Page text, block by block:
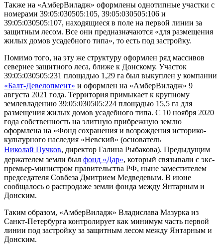
Также на «АмберВиладж» оформлены однотипные участки с
номерами 39:05:030505:105, 39:05:030505:106 и
39:05:030505:107, находящиеся в поле на первой линии за
защитным лесом. Все они предназначаются «для размещения
жилых домов усадебного типа», то есть под застройку.
Помимо того, на эту же структуру оформлен ряд массивов
севернее защитного леса, ближе к Донскому. Участок
39:05:030505:231 площадью 1,29 га был выкуплен у компании
«Балт-Девелопмент» и оформлен на «АмберВиладж» 9
августа 2021 года. Территория примыкает к крупному
землевладению 39:05:030505:224 площадью 15,5 га для
размещения жилых домов усадебного типа. С 10 ноября 2020
года собственность на элитную прибрежную землю
оформлена на «Фонд сохранения и возрождения историко-
культурного наследия «Невский» (основатель
Николай Пучков, директор Галина Рыбакова). Предыдущим
держателем земли был фонд «Дар», который связывали с экс-
премьер-министром правительства РФ, ныне заместителем
председателя Совбеза Дмитрием Медведевым. В июне
сообщалось о распродаже земли фонда между Янтарным и
Донским.
Таким образом, «АмберВиладж» Владислава Мазурка из
Санкт-Петербурга контролирует как минимум часть первой
линии под застройку за защитным лесом между Янтарным и
Донским.